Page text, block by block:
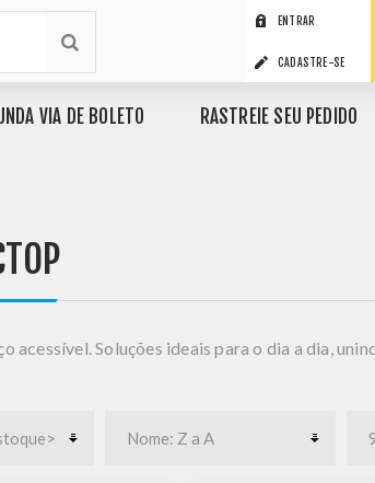
ENTRAR
CADASTRE-SE
VIA DE BOLETO RASTREIE SEU PEDIDO
Soluções ideais para o dia a dia,